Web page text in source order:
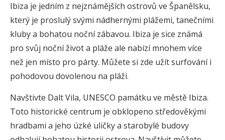
Ibiza je jedním z nejznámějších ostrovů ve Španělsku,
který je proslulý svými nádhernými plážemi, tanečními
kluby a bohatou noční zábavou. Ibiza je sice známá
pro svůj noční život a pláže ale nabízí mnohem více
než jen místo pro párty. Můžete si zde užít surfování i
pohodovou dovolenou na pláži.
Navštivte Dalt Vila, UNESCO památku ve městě Ibiza.
Toto historické centrum je obklopeno středověkými
hradbami a jeho úzké uličky a starobylé budovy